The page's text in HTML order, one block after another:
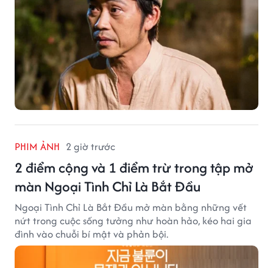
PHIM ẢNH 2 giờ trước
2 điểm cộng và 1 điểm trừ trong tập mở
màn Ngoại Tình Chỉ Là Bắt Đầu
Ngoại Tình Chỉ Là Bắt Đầu mở màn bằng những vết
nứt trong cuộc sống tưởng như hoàn hảo, kéo hai gia
đình vào chuỗi bí mật và phản bội.